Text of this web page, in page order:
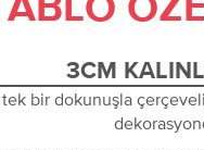
3CM
tek bir dokunuşla